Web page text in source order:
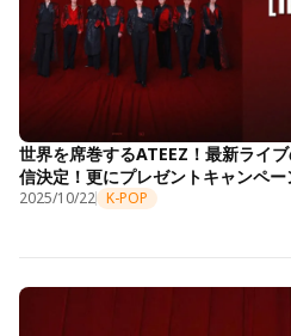
世界を席巻するATEEZ！最新ライ
信決定！更にプレゼントキャンペー
2025/10/22 K-POP